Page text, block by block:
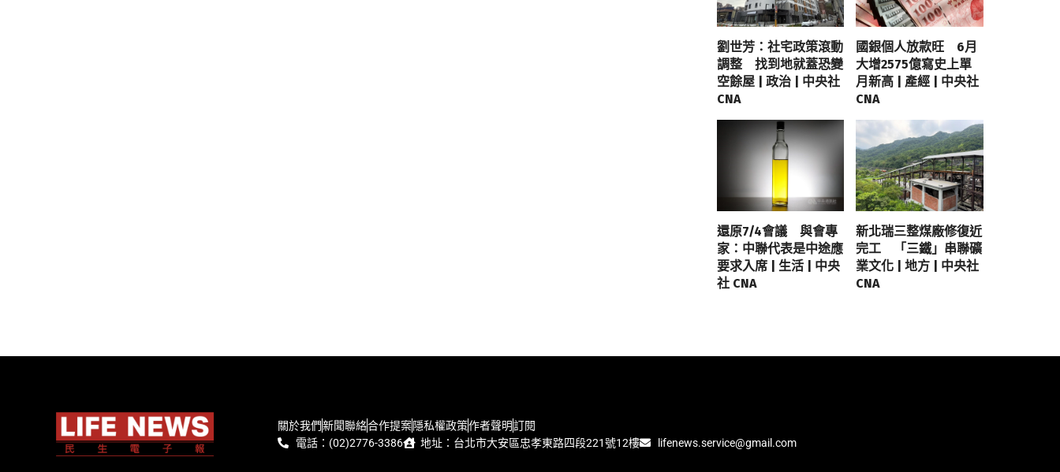
劉世芳：社宅政策滾動
調整 找到地就蓋恐變
空餘屋 | 政治 | 中央社
CNA
國銀個人放款旺 6月
大增2575億寫史上單
月新高 | 產經 | 中央社
CNA
還原7/4會議 與會專
家：中聯代表是中途應
要求入席 | 生活 | 中央
社 CNA
新北瑞三整煤廠修復近
完工 「三鐵」串聯礦
業文化 | 地方 | 中央社
CNA
關於我們新聞聯絡合作提案隱私權政策作者聲明訂閱
電話：(02)2776-3386
地址：台北市大安區忠孝東路四段221號12樓 lifenews.service@gmail.com